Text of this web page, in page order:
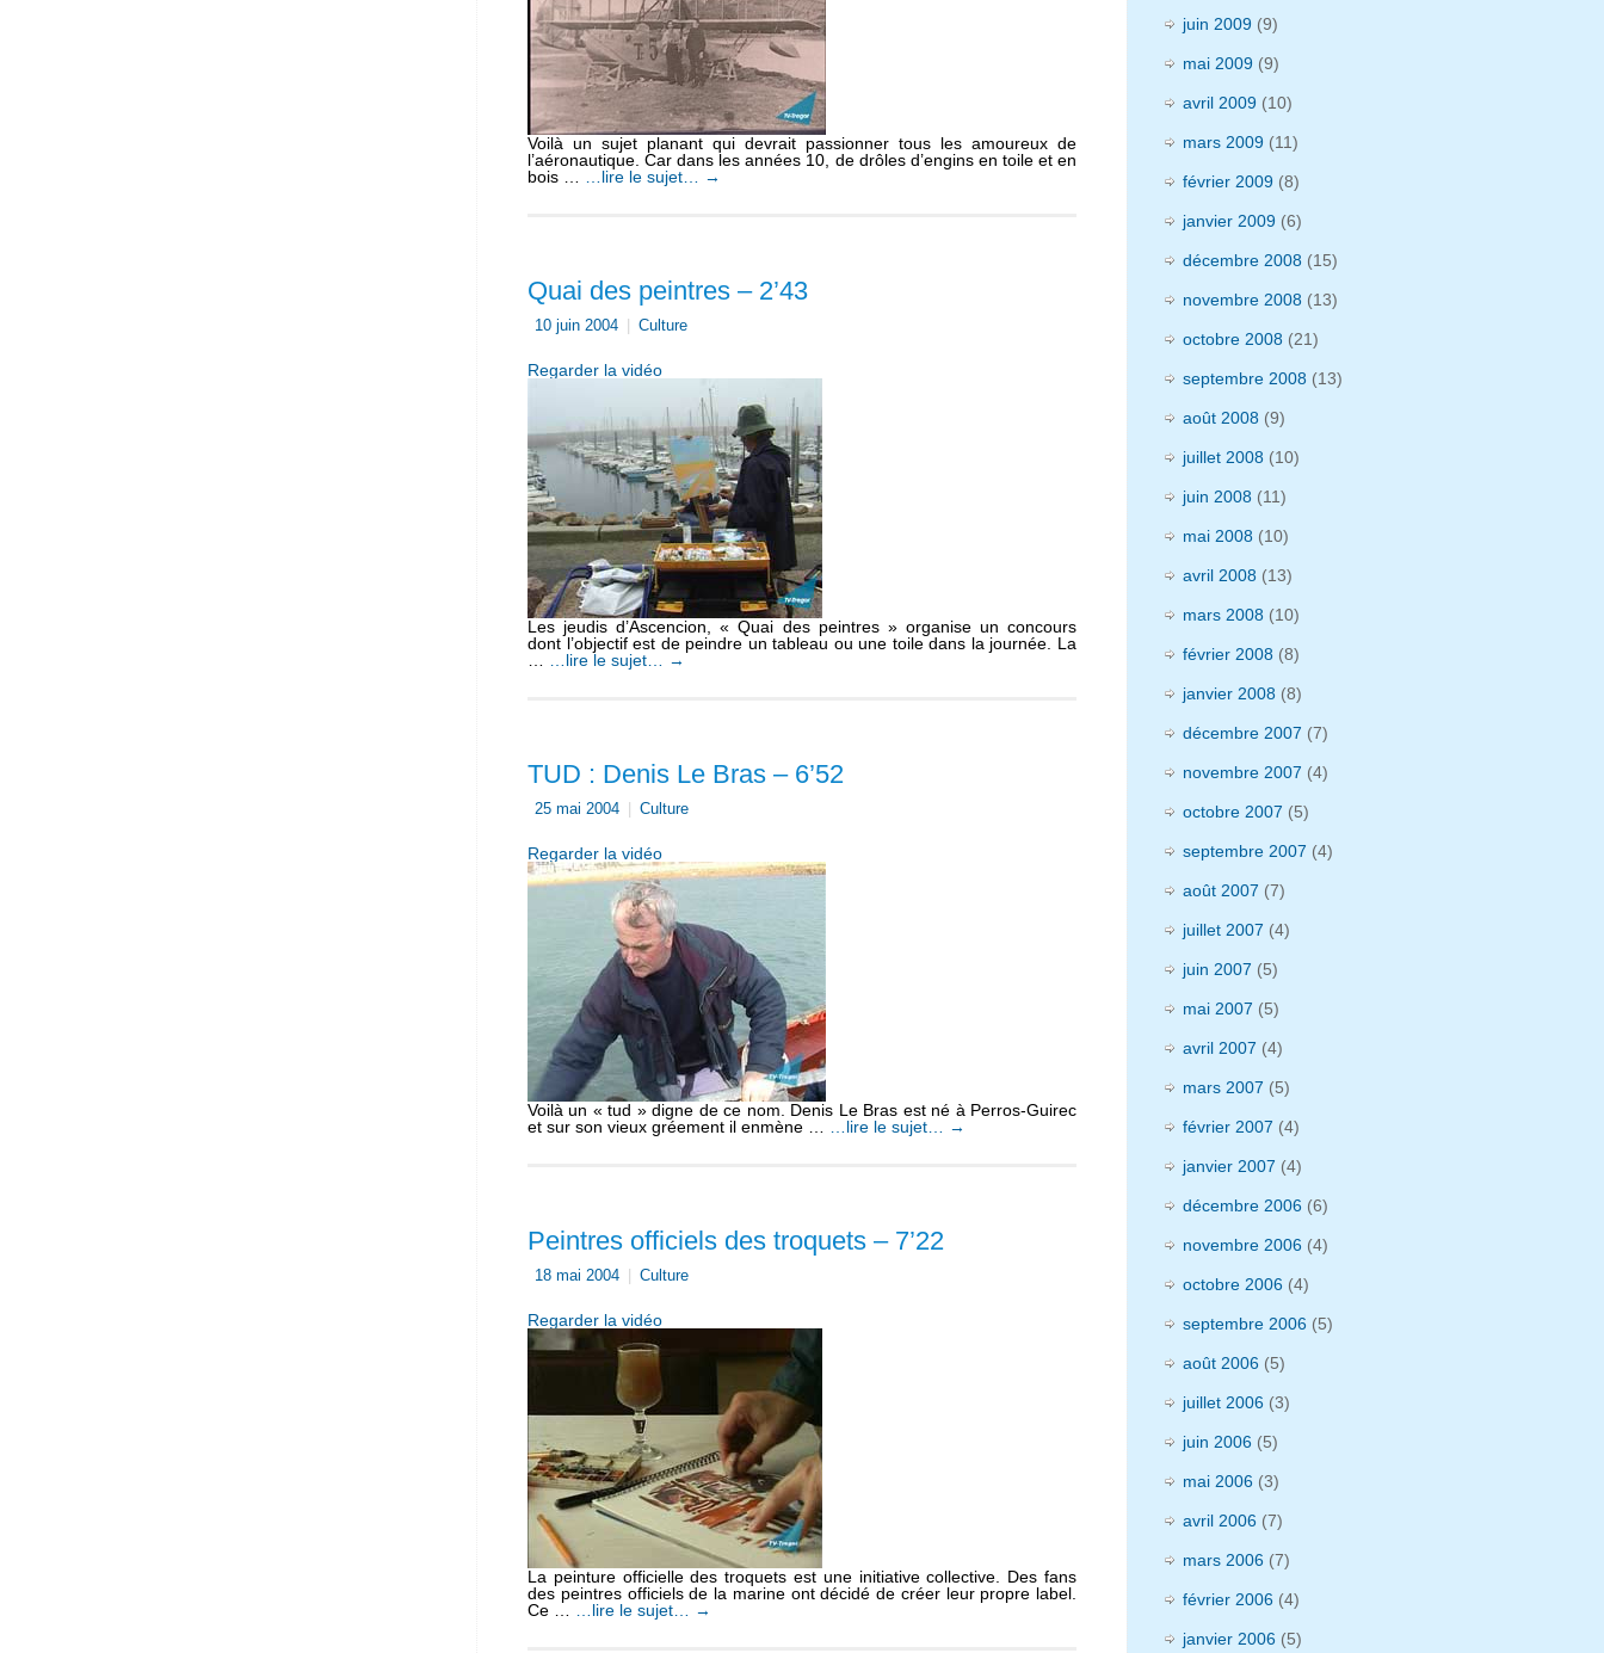
Voilà un sujet planant qui devrait passionner tous les amoureux de
l’aéronautique. Car dans les années 10, de drôles d’engins en toile et en
bois …
…lire le sujet… →
Quai des peintres – 2’43
10 juin 2004 Culture
Regarder la vidéo
Les jeudis d’Ascencion, « Quai des peintres » organise un concours
dont l’objectif est de peindre un tableau ou une toile dans la journée. La
…lire le sujet… →
TUD : Denis Le Bras – 6’52
25 mai 2004 Culture
Regarder la vidéo
Voilà un « tud » digne de ce nom. Denis Le Bras est né à Perros-Guirec
et sur son vieux gréement il enmène …
…lire le sujet… →
Peintres officiels des troquets – 7’22
18 mai 2004 Culture
Regarder la vidéo
La peinture officielle des troquets est une initiative collective. Des fans
des peintres officiels de la marine ont décidé de créer leur propre label.
Ce …
…lire le sujet… →
juin 2009 (9)
mai 2009 (9)
avril 2009 (10)
mars 2009 (11)
février 2009 (8)
janvier 2009 (6)
décembre 2008 (15)
novembre 2008 (13)
octobre 2008 (21)
septembre 2008 (13)
août 2008 (9)
juillet 2008 (10)
juin 2008 (11)
mai 2008 (10)
avril 2008 (13)
mars 2008 (10)
février 2008 (8)
janvier 2008 (8)
décembre 2007 (7)
novembre 2007 (4)
octobre 2007 (5)
septembre 2007 (4)
août 2007 (7)
juillet 2007 (4)
juin 2007 (5)
mai 2007 (5)
avril 2007 (4)
mars 2007 (5)
février 2007 (4)
janvier 2007 (4)
décembre 2006 (6)
novembre 2006 (4)
octobre 2006 (4)
septembre 2006 (5)
août 2006 (5)
juillet 2006 (3)
juin 2006 (5)
mai 2006 (3)
avril 2006 (7)
mars 2006 (7)
février 2006 (4)
janvier 2006 (5)